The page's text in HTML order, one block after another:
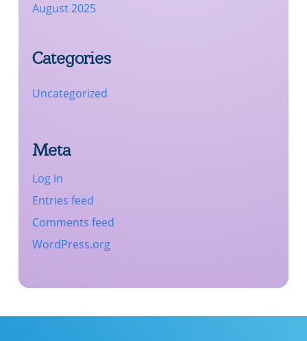
August 2025
Categories
Uncategorized
Meta
Log in
Entries feed
Comments feed
WordPress.org